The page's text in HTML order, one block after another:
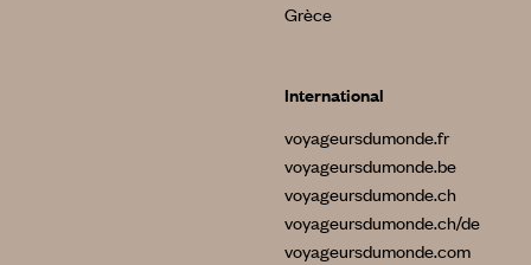
Grèce
International
voyageursdumonde.fr
voyageursdumonde.be
voyageursdumonde.ch
voyageursdumonde.ch/de
voyageursdumonde.com